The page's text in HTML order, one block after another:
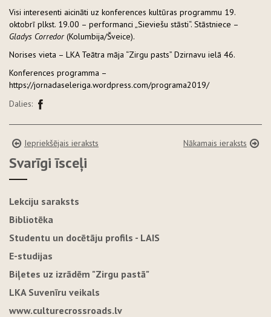
Visi interesenti aicināti uz konferences kultūras programmu 19.
oktobrī plkst. 19.00 – performanci „Sieviešu stāsti“. Stāstniece –
Gladys Corredor(Kolumbija/Šveice).
Norises vieta – LKA Teātra māja “Zirgu pasts” Dzirnavu ielā 46.
Konferences programma –
https://jornadaseleriga.wordpress.com/programa2019/
Dalies:
Iepriekšējais ieraksts Nākamais ieraksts
Svarīgi īsceļi
Lekciju saraksts
Bibliotēka
Studentu un docētāju profils - LAIS
E-studijas
Biļetes uz izrādēm "Zirgu pastā"
LKA Suvenīru veikals
www.culturecrossroads.lv